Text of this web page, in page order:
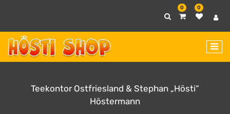
0 0
Teekontor Ostfriesland & Stephan „Hösti“
Höstermann